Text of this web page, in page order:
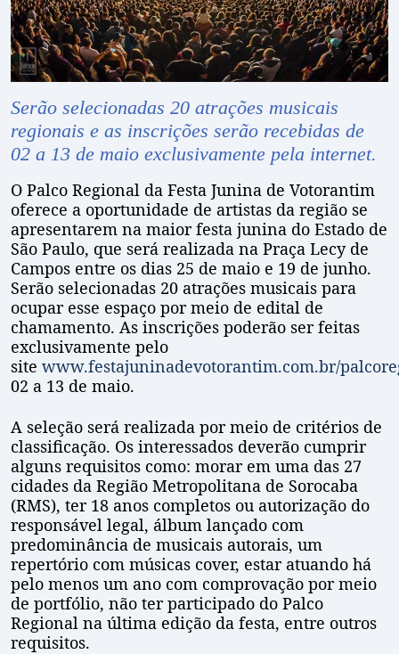
Serão selecionadas 20 atrações musicais
regionais e as inscrições serão recebidas de
02 a 13 de maio exclusivamente pela internet.
O Palco Regional da Festa Junina de Votorantim
oferece a oportunidade de artistas da região se
apresentarem na maior festa junina do Estado de
São Paulo, que será realizada na Praça Lecy de
Campos entre os dias 25 de maio e 19 de junho.
Serão selecionadas 20 atrações musicais para
ocupar esse espaço por meio de edital de
chamamento. As inscrições poderão ser feitas
exclusivamente pelo
site www.festajuninadevotorantim.com.br/
02 a 13 de maio.
A seleção será realizada por meio de critérios de
classificação. Os interessados deverão cumprir
alguns requisitos como: morar em uma das 27
cidades da Região Metropolitana de Sorocaba
(RMS), ter 18 anos completos ou autorização do
responsável legal, álbum lançado com
predominância de musicais autorais, um
repertório com músicas cover, estar atuando há
pelo menos um ano com comprovação por meio
de portfólio, não ter participado do Palco
Regional na última edição da festa, entre outros
requisitos.